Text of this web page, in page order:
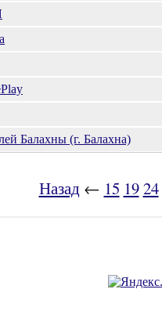
Балахны (г. Балахна)
Назад← 15 1924